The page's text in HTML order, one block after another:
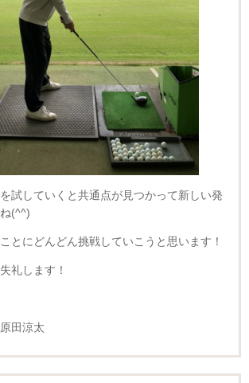
試していくと共通点が見つかって新しい発
(^^)
とにどんどん挑戦していこうと思います！
礼します！
田涼太